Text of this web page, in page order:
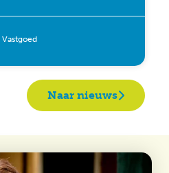
Vastgoed
Naar nieuws